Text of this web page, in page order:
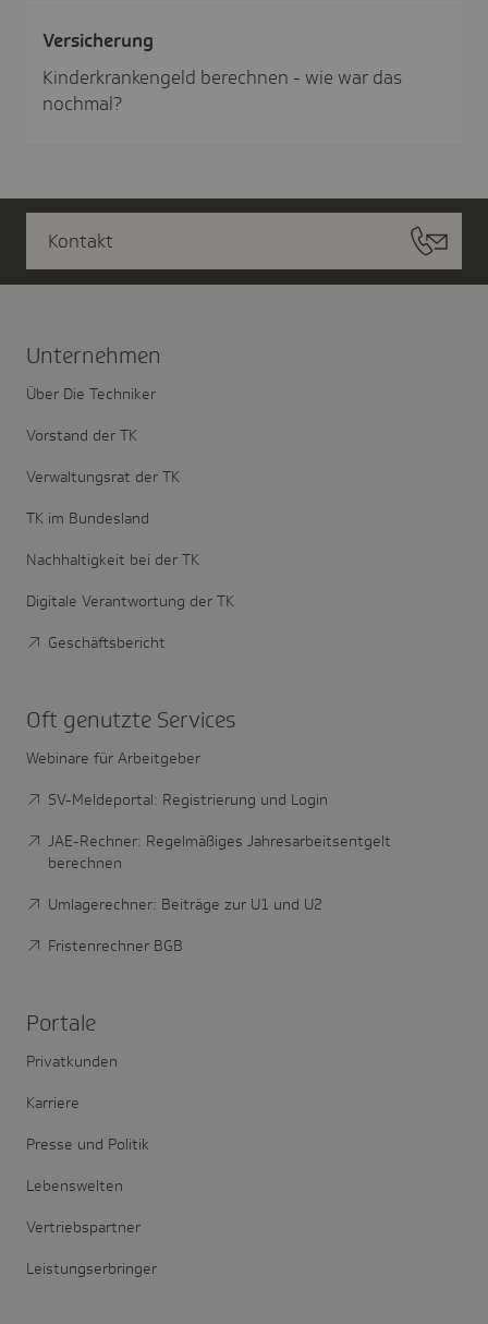
Versi­che­rung
Kinderkrankengeld berechnen - wie war das
nochmal?
Kontakt
Unter­nehmen
Über Die Techniker
Vorstand der TK
Verwaltungsrat der TK
TK im Bundesland
Nachhaltigkeit bei der TK
Digitale Verantwortung der TK
Geschäftsbericht
Oft genutzte Services
Webinare für Arbeitgeber
SV-Meldeportal: Registrierung und Login
JAE-Rechner: Regelmäßiges Jahresarbeitsentgelt
berechnen
Umlagerechner: Beiträge zur U1 und U2
Fristenrechner BGB
Portale
Privatkunden
Karriere
Presse und Politik
Lebenswelten
Vertriebspartner
Leistungserbringer